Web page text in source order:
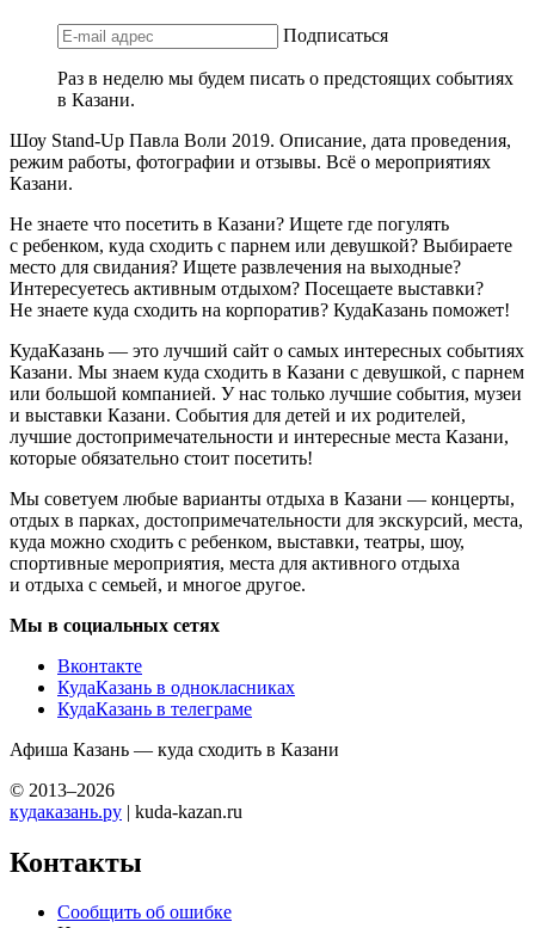
Подписаться
Раз в неделю мы будем писать о предстоящих событиях
в Казани.
Шоу Stand-Up Павла Воли 2019. Описание, дата проведения,
режим работы, фотографии и отзывы. Всё о мероприятиях
Казани.
Не знаете что посетить в Казани? Ищете где погулять
с ребенком, куда сходить с парнем или девушкой? Выбираете
место для свидания? Ищете развлечения на выходные?
Интересуетесь активным отдыхом? Посещаете выставки?
Не знаете куда сходить на корпоратив? КудаКазань поможет!
КудаКазань — это лучший сайт о самых интересных событиях
Казани. Мы знаем куда сходить в Казани с девушкой, с парнем
или большой компанией. У нас только лучшие события, музеи
и выставки Казани. События для детей и их родителей,
лучшие достопримечательности и интересные места Казани,
которые обязательно стоит посетить!
Мы советуем любые варианты отдыха в Казани — концерты,
отдых в парках, достопримечательности для экскурсий, места,
куда можно сходить с ребенком, выставки, театры, шоу,
спортивные мероприятия, места для активного отдыха
и отдыха с семьей, и многое другое.
Мы в социальных сетях
Вконтакте
КудаКазань в однокласниках
КудаКазань в телеграме
Афиша Казань — куда сходить в Казани
© 2013–2026
кудаказань.ру | kuda-kazan.ru
Контакты
Сообщить об ошибке